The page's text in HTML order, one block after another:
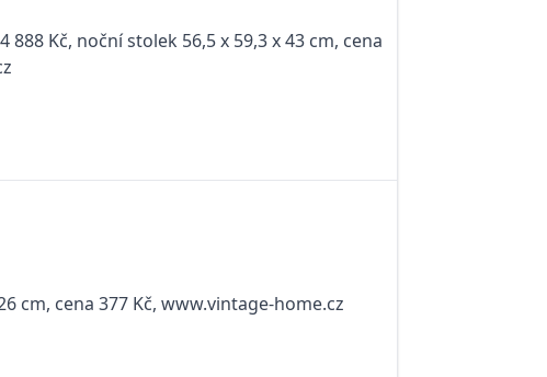
Kč, noční stolek 56,5 x 59,3 x 43 cm, cena
cm, cena 377 Kč, www.vintage-home.cz